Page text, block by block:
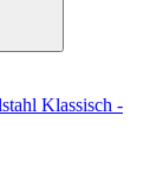
Klassisch -